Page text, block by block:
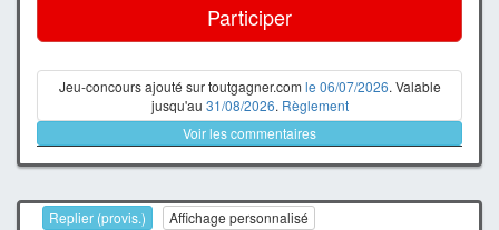
Participer
Jeu-concours ajouté sur toutgagner.com le 06/07/2026. Valable
jusqu'au 31/08/2026. Règlement
Voir les commentaires
Replier (provis.) Affichage personnalisé